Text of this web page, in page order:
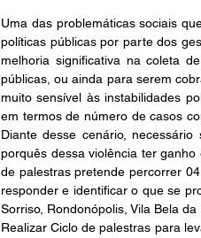
Uma das problemáticas sociais
políticas públicas por parte dos
melhoria significativa na coleta
públicas, ou ainda para serem
muito sensível às instabilidades
em termos de número de casos
Diante desse cenário,
porquês dessa violência ter
de palestras pretende percorrer
responder e identificar o que se
Sorriso, Rondonópolis, Vila Bela
Realizar Ciclo de palestras para